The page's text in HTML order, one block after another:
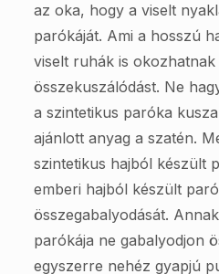
az oka, hogy a viselt
parókáját. Ami a hosszú
viselt ruhák is
összekuszálódást. Ne
a szintetikus paróka
ajánlott anyag a szatén.
szintetikus hajból készült
emberi hajból készült
összegabalyodását.
parókája ne gabalyodjon
egyszerre nehéz gyapjú